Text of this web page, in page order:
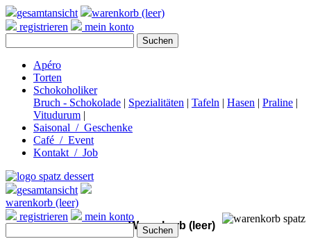
gesamtansicht
warenkorb (leer)
registrieren
mein konto
Apéro
Torten
Schokoholiker
Bruch - Schokolade | Spezialitäten | Tafeln | Hasen | Praline |
Vitudurum |
Saisonal / Geschenke
Café / Event
Kontakt / Job
Warenkorb (leer)
gesamtansicht
warenkorb (leer)
registrieren
mein konto